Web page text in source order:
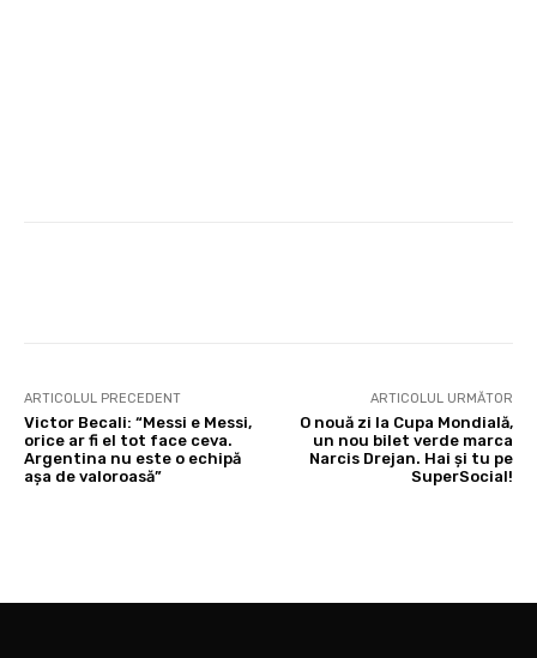
ARTICOLUL PRECEDENT
Victor Becali: “Messi e Messi,
orice ar fi el tot face ceva.
Argentina nu este o echipă
așa de valoroasă”
ARTICOLUL URMĂTOR
O nouă zi la Cupa Mondială,
un nou bilet verde marca
Narcis Drejan. Hai și tu pe
SuperSocial!